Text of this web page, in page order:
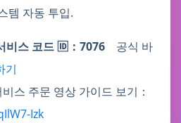
템 자동 투입.
비스 코드 🆔：7076 공식 바
기
스 주문 영상 가이드 보기：
Izk